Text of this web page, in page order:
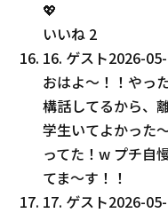
💖
いいね 2
16. ゲスト2026-
おはよ〜！！やっ
構話してるから、
学生いてよかった
ってた！w プチ自
てま〜す！！
17. ゲスト2026-